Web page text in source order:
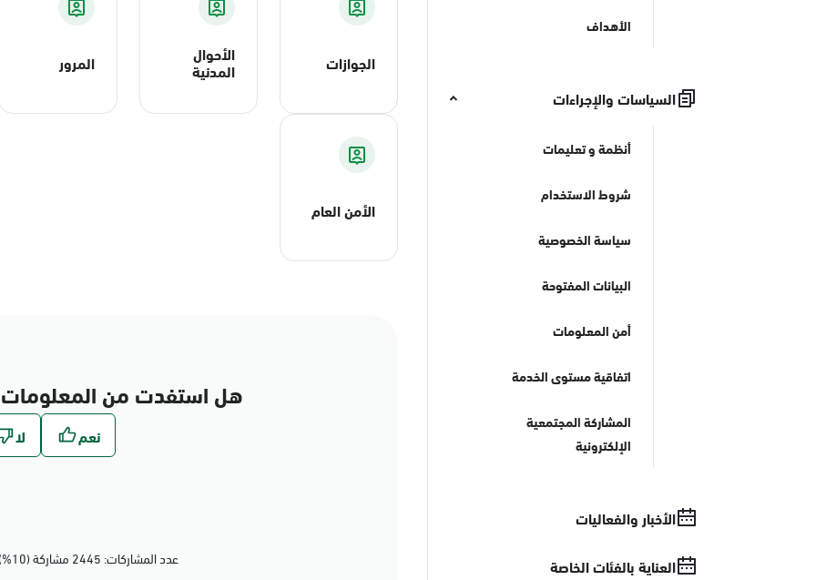
الأهداف
السياسات والإجراءات
أنظمة و تعليمات
شروط الاستخدام
سياسة الخصوصية
البيانات المفتوحة
أمن المعلومات
اتفاقية مستوى الخدمة
المشاركة المجتمعية
الإلكترونية
الأخبار والفعاليات
العناية بالفئات الخاصة
الجوازات الأحوال
المدنية المرور
الأمن العام
هل استفدت من
عدد المشاركات: 2445 مشاركة (10%) أعجبهم المحتوى